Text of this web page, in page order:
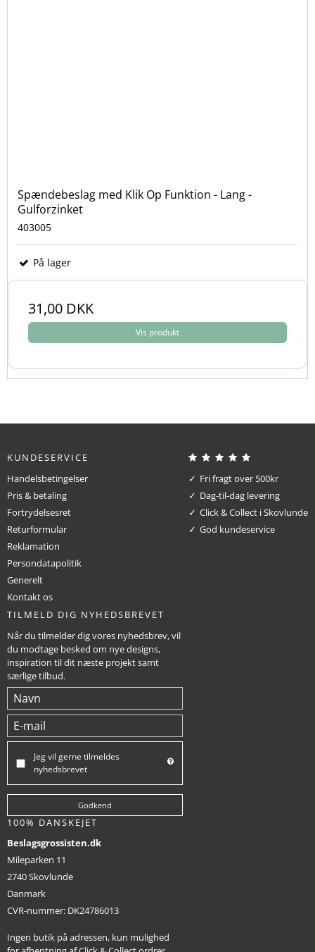
Spændebeslag med Klik Op Funktion - Lang -
Gulforzinket
403005
På lager
31,00 DKK
Vis produkt
KUNDESERVICE
Handelsbetingelser
Pris & betaling
Fortrydelsesret
Returformular
Reklamation
Persondatapolitik
Generelt
Kontakt os
Fri fragt over 500kr
Dag-til-dag levering
Click & Collect i Skovlunde
God kundeservice
TILMELD DIG NYHEDSBREVET
Når du tilmelder dig vores nyhedsbrev, vil
du modtage besked om nye designs,
inspiration til dit næste projekt samt
særlige tilbud.
Jeg vil gerne tilmeldes
nyhedsbrevet
Godkend
100% DANSKEJET
Beslagsgrossisten.dk
Mileparken 11
2740 Skovlunde
Danmark
CVR-nummer: DK24786013
Ingen butik på adressen, kun mulighed